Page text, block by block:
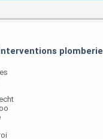
plomberie